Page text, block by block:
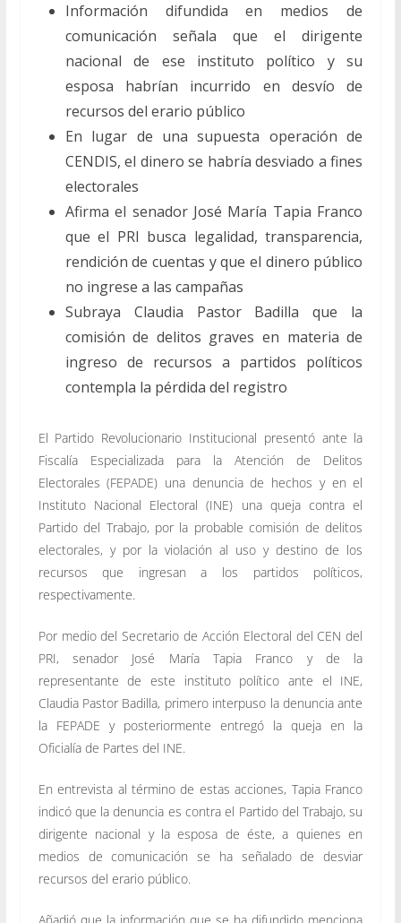
Información difundida en medios de
comunicación señala que el dirigente
nacional de ese instituto político y su
esposa habrían incurrido en desvío de
recursos del erario público
En lugar de una supuesta operación de
CENDIS, el dinero se habría desviado a fines
electorales
Afirma el senador José María Tapia Franco
que el PRI busca legalidad, transparencia,
rendición de cuentas y que el dinero público
no ingrese a las campañas
Subraya Claudia Pastor Badilla que la
comisión de delitos graves en materia de
ingreso de recursos a partidos políticos
contempla la pérdida del registro
El Partido Revolucionario Institucional presentó ante la
Fiscalía Especializada para la Atención de Delitos
Electorales (FEPADE) una denuncia de hechos y en el
Instituto Nacional Electoral (INE) una queja contra el
Partido del Trabajo, por la probable comisión de delitos
electorales, y por la violación al uso y destino de los
recursos que ingresan a los partidos políticos,
respectivamente.
Por medio del Secretario de Acción Electoral del CEN del
PRI, senador José María Tapia Franco y de la
representante de este instituto político ante el INE,
Claudia Pastor Badilla, primero interpuso la denuncia ante
la FEPADE y posteriormente entregó la queja en la
Oficialía de Partes del INE.
En entrevista al término de estas acciones, Tapia Franco
indicó que la denuncia es contra el Partido del Trabajo, su
dirigente nacional y la esposa de éste, a quienes en
medios de comunicación se ha señalado de desviar
recursos del erario público.